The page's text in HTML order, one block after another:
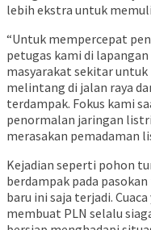
lebih ekstra untuk
“Untuk mempercepat
petugas kami di
masyarakat sekitar untuk
melintang di jalan raya
terdampak. Fokus kami
penormalan jaringan
merasakan pemadaman
Kejadian seperti pohon
berdampak pada
baru ini saja terjadi.
membuat PLN selalu